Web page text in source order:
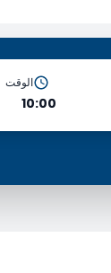
الوقت
10:00